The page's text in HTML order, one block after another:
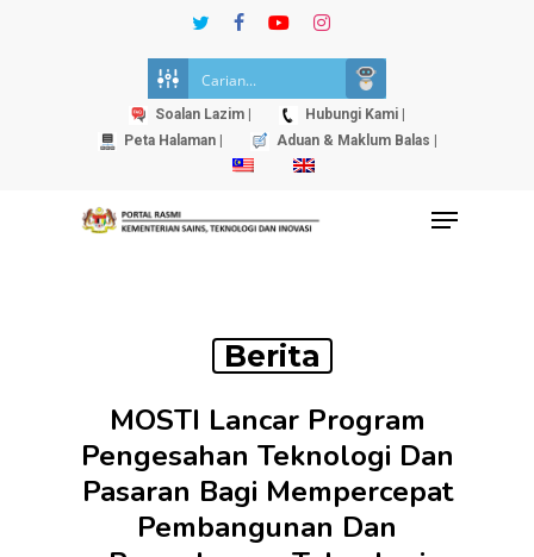
twitterfacebookyoutubeinstagram
Soalan Lazim |
Hubungi Kami |
Peta Halaman |
Aduan & Maklum Balas |
Menu
Berita
MOSTI Lancar Program
Pengesahan Teknologi Dan
Pasaran Bagi Mempercepat
Pembangunan Dan